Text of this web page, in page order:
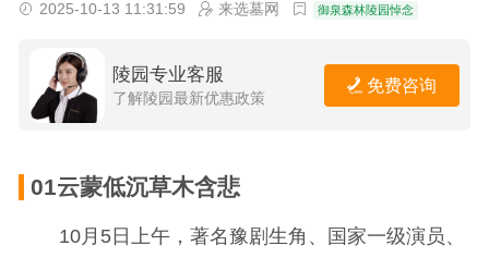
2025-10-13 11:31:59 来选墓网 御泉森林陵园悼念
陵园专业客服
了解陵园最新优惠政策
免费咨询
01云蒙低沉草木含悲
10月5日上午，著名豫剧生角、国家一级演员、